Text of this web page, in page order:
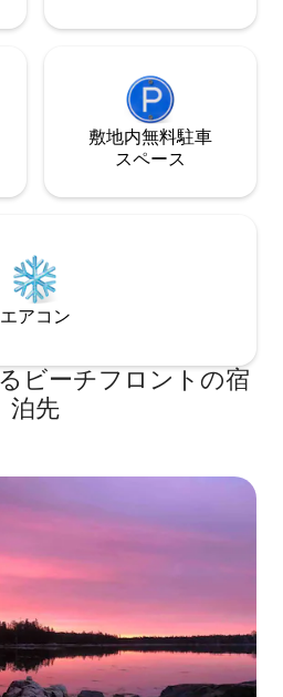
敷地内無料駐⁠車
ス⁠ペ⁠ー⁠ス
エアコン
ビーチフロントの宿
泊先
す。